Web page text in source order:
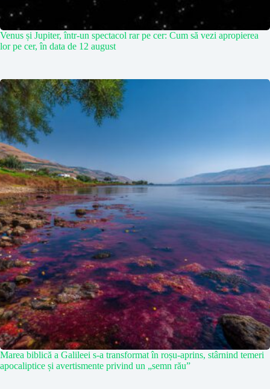
Venus și Jupiter, într-un spectacol rar pe cer: Cum să vezi apropierea
lor pe cer, în data de 12 august
Marea biblică a Galileei s-a transformat în roșu-aprins, stârnind temeri
apocaliptice și avertismente privind un „semn rău”